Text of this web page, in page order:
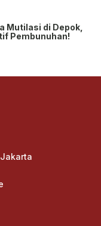
Mutilasi di Depok,
Pembunuhan!